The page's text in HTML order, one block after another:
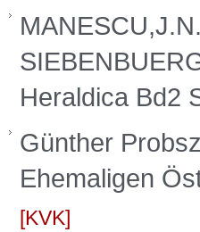
Heraldica Bd2
Günther
Ehemaligen
KVK